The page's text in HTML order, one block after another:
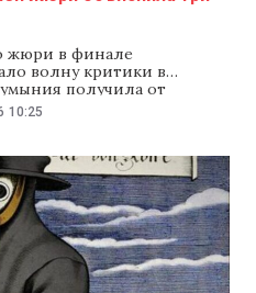
жюри в финале
волну критики в
получила от
фоне скандала член
что участников
чем в финале. Она
10:25